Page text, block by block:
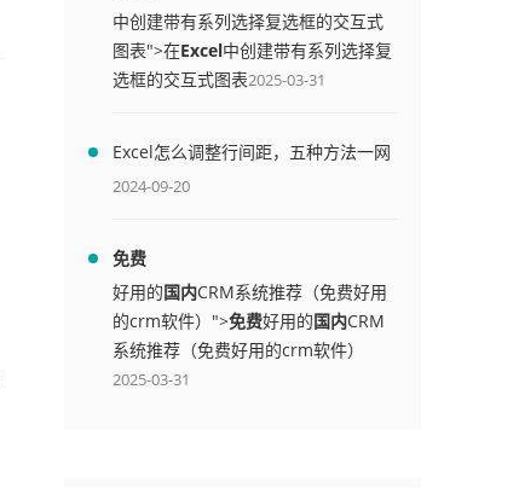
中创建带有系列选择复选框的交互式
图表">在Excel中创建带有系列选择复
选框的交互式图表2025-03-31
Excel怎么调整行间距，五种方法一网
打尽
2024-09-20
免费
好用的国内CRM系统推荐（免费好用
的crm软件）">免费好用的国内CRM
系统推荐（免费好用的crm软件）
2025-03-31